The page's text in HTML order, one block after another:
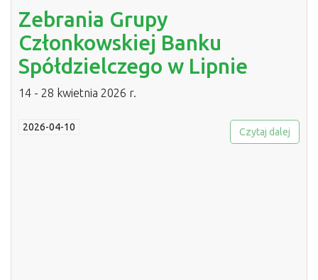
Zebrania Grupy
Członkowskiej Banku
Spółdzielczego w Lipnie
14 - 28 kwietnia 2026 r.
2026-04-10 Czytaj dalej